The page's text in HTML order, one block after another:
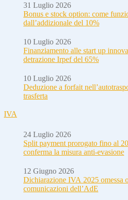
31 Luglio 2026
Bonus e stock option: come
dall’addizionale del 10%
10 Luglio 2026
Finanziamento alle start up
detrazione Irpef del 65%
10 Luglio 2026
Deduzione a forfait
trasferta
IVA
24 Luglio 2026
Split payment prorogato fino al
conferma la misura anti-evasione
12 Giugno 2026
Dichiarazione IVA 2025 omessa
comunicazioni dell’AdE